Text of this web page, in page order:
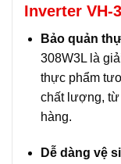
Inverter VH-
Bảo quản
308W3L là
thực phẩm
chất lượng, từ
hàng.
Dễ dàng vệ